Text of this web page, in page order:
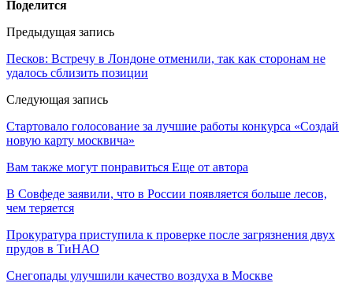
Поделится
Предыдущая запись
Песков: Встречу в Лондоне отменили, так как сторонам не
удалось сблизить позиции
Следующая запись
Стартовало голосование за лучшие работы конкурса «Создай
новую карту москвича»
Вам также могут понравиться Еще от автора
В Совфеде заявили, что в России появляется больше лесов,
чем теряется
Прокуратура приступила к проверке после загрязнения двух
прудов в ТиНАО
Снегопады улучшили качество воздуха в Москве